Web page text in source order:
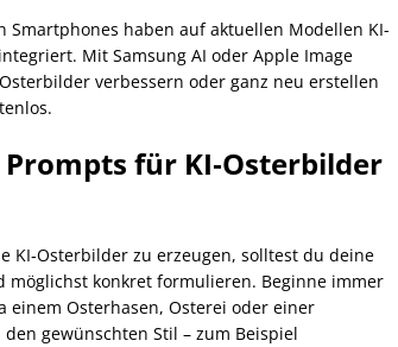
Smartphones haben auf aktuellen Modellen KI-
Mit Samsung AI oder Apple Image
verbessern oder ganz neu erstellen
für KI‑Osterbilder
KI‑Osterbilder zu erzeugen, solltest du deine
möglichst konkret formulieren. Beginne immer
einem Osterhasen, Osterei oder einer
gewünschten Stil – zum Beispiel